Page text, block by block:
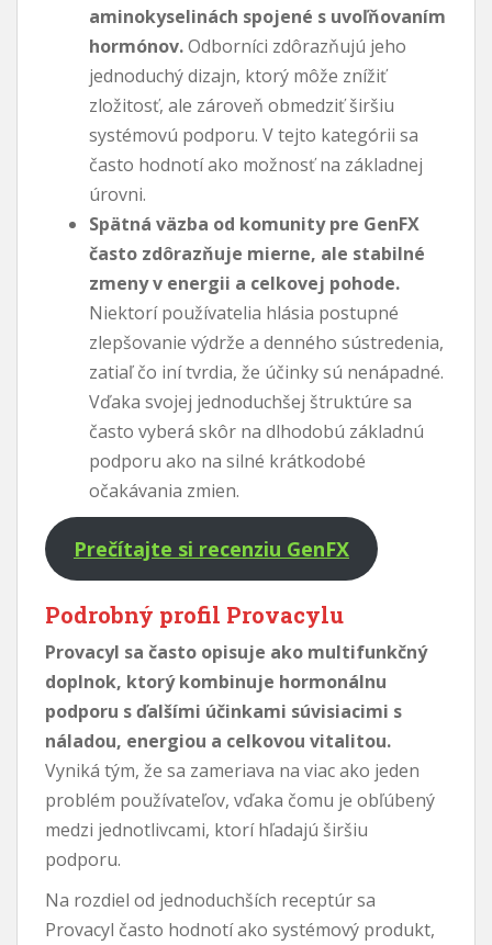
aminokyselinách spojené s uvoľňovaním
hormónov.Odborníci zdôrazňujú jeho
jednoduchý dizajn, ktorý môže znížiť
zložitosť, ale zároveň obmedziť širšiu
systémovú podporu. V tejto kategórii sa
často hodnotí ako možnosť na základnej
úrovni.
Spätná väzba od komunity pre GenFX
často zdôrazňuje mierne, ale stabilné
zmeny v energii a celkovej pohode.
Niektorí používatelia hlásia postupné
zlepšovanie výdrže a denného sústredenia,
zatiaľ čo iní tvrdia, že účinky sú nenápadné.
Vďaka svojej jednoduchšej štruktúre sa
často vyberá skôr na dlhodobú základnú
podporu ako na silné krátkodobé
očakávania zmien.
Prečítajte si recenziu GenFX
Podrobný profil Provacylu
Provacyl sa často opisuje ako multifunkčný
doplnok, ktorý kombinuje hormonálnu
podporu s ďalšími účinkami súvisiacimi s
náladou, energiou a celkovou vitalitou.
Vyniká tým, že sa zameriava na viac ako jeden
problém používateľov, vďaka čomu je obľúbený
medzi jednotlivcami, ktorí hľadajú širšiu
podporu.
Na rozdiel od jednoduchších receptúr sa
Provacyl často hodnotí ako systémový produkt,